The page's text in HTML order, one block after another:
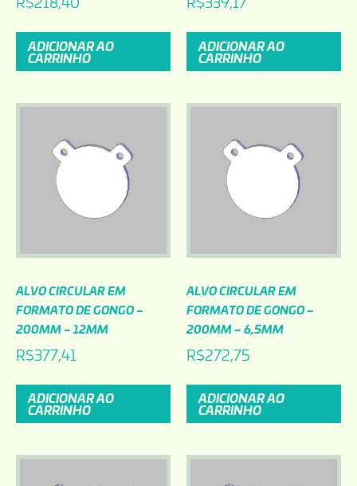
ADICIONAR AO
CARRINHO
ADICIONAR AO
CARRINHO
ALVO CIRCULAR EM
FORMATO DE GONGO –
200MM – 12MM
R$377,41
ADICIONAR AO
CARRINHO
ALVO CIRCULAR EM
FORMATO DE GONGO –
200MM – 6,5MM
R$272,75
ADICIONAR AO
CARRINHO